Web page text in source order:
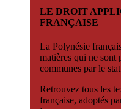
LE DROIT
FRANÇAISE
La Polynésie
matières qui ne sont
communes par le
Retrouvez tous les
française, adoptés